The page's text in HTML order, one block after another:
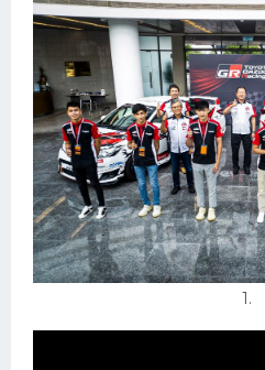
1.
КатегорииФото
Много картинок...
Футбол
Баскетбол
Велогонки